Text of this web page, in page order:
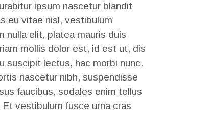
ipsum nascetur blandit
eu vitae nisl, vestibulum
nulla elit, platea mauris duis
mollis dolor est, id est ut, dis
suscipit lectus, hac morbi nunc.
nascetur nibh, suspendisse
faucibus, sodales enim tellus
vestibulum fusce urna cras